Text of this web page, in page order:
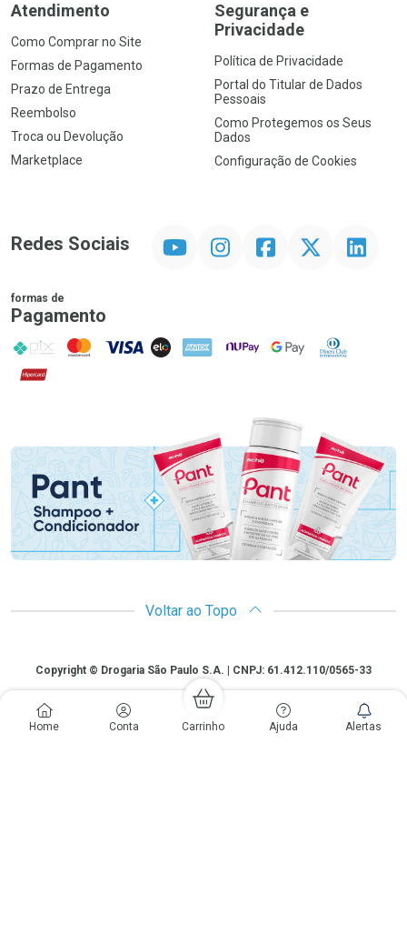
Home Conta Carrinho Ajuda Alertas
Atendimento
Como Comprar no Site
Formas de Pagamento
Prazo de Entrega
Reembolso
Troca ou Devolução
Marketplace
Segurança e
Privacidade
Política de Privacidade
Portal do Titular de Dados
Pessoais
Como Protegemos os Seus
Dados
Configuração de Cookies
Redes Sociais InstagramFacebookTwitter Linkedin
formas de
Pagamento
PIX MasterCard
VISA ELO AMEX NuPay Google PayDiners Club
Hipercard
Voltar ao Topo
CopyrightCopyright © Drogaria São Paulo S.A. | CNPJ: 61.412.110/0565-33
São Paulo - SP: Avenida Renata, 60, Chácara Belenzinho - Vila Formosa
Gislaine Lima Meo CRF 40.354 | 24 horas| Autorização de funcionamento:
Processo: 2531.559767/2014-90 Autorização/MS: 7.31847.3 | As